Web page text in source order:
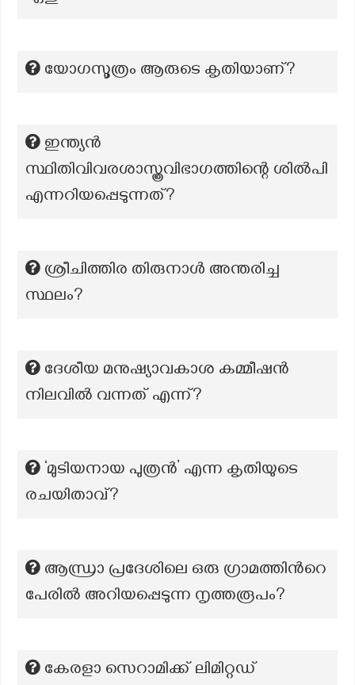
യോഗസൂത്രം ആരുടെ കൃതിയാണ്?
ഇന്ത്യൻ
സ്ഥിതിവിവരശാസ്ത്രവിഭാഗത്തിന്റെ ശിൽപി
എന്നറിയപ്പെടുന്നത്?
ശ്രീചിത്തിര തിരുനാൾ അന്തരിച്ച
സ്ഥലം?
ദേശീയ മനുഷ്യാവകാശ കമ്മീഷൻ
നിലവിൽ വന്നത് എന്ന്?
‘മുടിയനായ പുത്രൻ’ എന്ന കൃതിയുടെ
രചയിതാവ്?
ആന്ധ്രാ പ്രദേശിലെ ഒരു ഗ്രാമത്തിന്‍റെ
പേരിൽ അറിയപ്പെടുന്ന നൃത്തരൂപം?
കേരളാ സെറാമിക്ക് ലിമിറ്റഡ്